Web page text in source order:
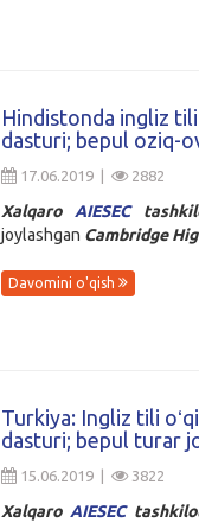
Hindistonda ingliz
dasturi; bepul oziq-
17.06.2019 | 2882
Xalqaro AIESEC
joylashgan Cambridge
Davomini o'qish
Turkiya: Ingliz tili
dasturi; bepul turar
15.06.2019 | 3822
Xalqaro AIESEC